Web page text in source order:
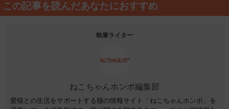
この記事を読んだあなたにおすすめ
執筆ライター
ねこちゃんホンポ編集部
愛猫との生活をサポートする猫の情報サイト「ねこちゃんホンポ」を